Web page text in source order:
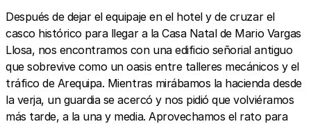
Después de dejar el equipaje en el hotel y de cruzar el
casco histórico para llegar a la Casa Natal de Mario Vargas
Llosa, nos encontramos con una edificio señorial antiguo
que sobrevive como un oasis entre talleres mecánicos y el
tráfico de Arequipa. Mientras mirábamos la hacienda desde
la verja, un guardia se acercó y nos pidió que volviéramos
más tarde, a la una y media. Aprovechamos el rato para